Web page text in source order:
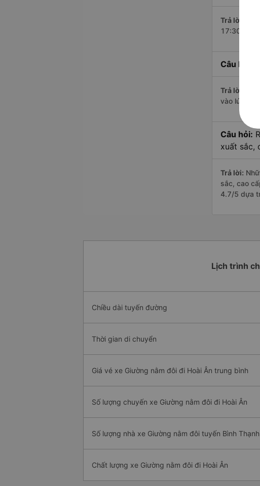
Trả lời:
17:30 là
Câu hỏi:
Trả lời:
vào lúc
Câu hỏi:
xuất sắc,
Trả lời:
sắc, cao
4.7/5 dựa
Lịch trình
Chiều dài tuyến đường
Thời gian di chuyển
Giá vé xe Giường nằm đôi đi Hoài Ân trung bình
Số lượng chuyến xe Giường nằm đôi đi Hoài Ân
Số lượng nhà xe Giường nằm đôi tuyến Bình
Chất lượng xe Giường nằm đôi đi Hoài Ân